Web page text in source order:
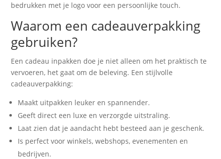
bedrukken met je logo voor een persoonlijke touch.
Waarom een cadeauverpakking
gebruiken?
Een cadeau inpakken doe je niet alleen om het praktisch te
vervoeren, het gaat om de beleving. Een stijlvolle
cadeauverpakking:
Maakt uitpakken leuker en spannender.
Geeft direct een luxe en verzorgde uitstraling.
Laat zien dat je aandacht hebt besteed aan je geschenk.
Is perfect voor winkels, webshops, evenementen en
bedrijven.